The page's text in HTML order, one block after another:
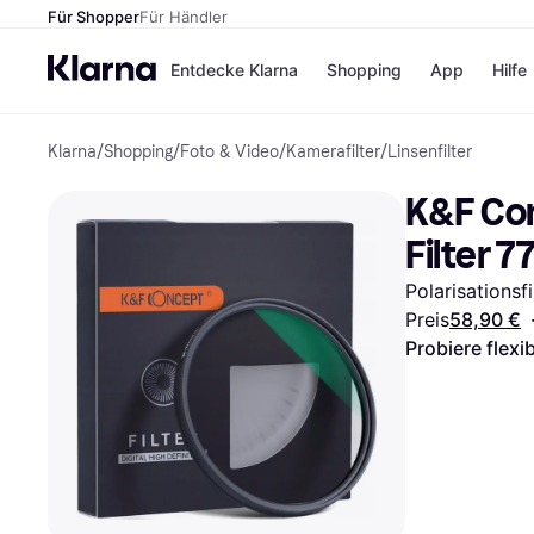
Für ShopperFür Händler
Entdecke Klarna
Zahlungsmethoden
Sofort bezahlen
Bezahle in 3 Teilzahlungen
Bezahle in bis zu 30
Ratenzahlung
Shopping
Shops
eBay
Temu
SHEIN
App Hilfe
Klarna/Shopping/Foto & Video/Kamerafilter/Linsenfilter
K&F
Filter
Preis58,90 € ·
Probiere